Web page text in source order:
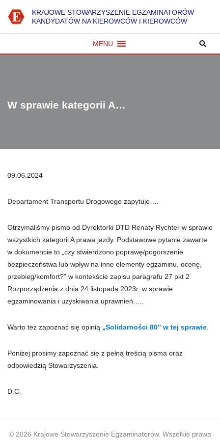
KRAJOWESTOWARZYSZENIE EGZAMINATORÓW
KANDYDATÓW NA KIEROWCÓW I KIEROWCÓW
MENU
W sprawie kategorii A…
09.06.2024
Departament Transportu Drogowego zapytuje….
Otrzymaliśmy pismo od Dyrektorki DTD Renaty Rychter w sprawie
wszystkich kategorii A prawa jazdy. Podstawowe pytanie zawarte
w dokumencie to „czy stwierdzono poprawę/pogorszenie
bezpieczeństwa lub wpływ na inne elementy egzaminu, ocenę,
przebieg/komfort?” w kontekście zapisu paragrafu 27 pkt 2
Rozporządzenia z dnia 24 listopada 2023r. w sprawie
egzaminowania i uzyskiwania uprawnień…..
Warto też zapoznać się opinią „Solidarności 80” w tej sprawie
Poniżej prosimy zapoznać się z pełną treścią pisma oraz
odpowiedzią Stowarzyszenia.
D.C.
© 2026 Krajowe Stowarzyszenie Egzaminatorów. Wszelkie prawa